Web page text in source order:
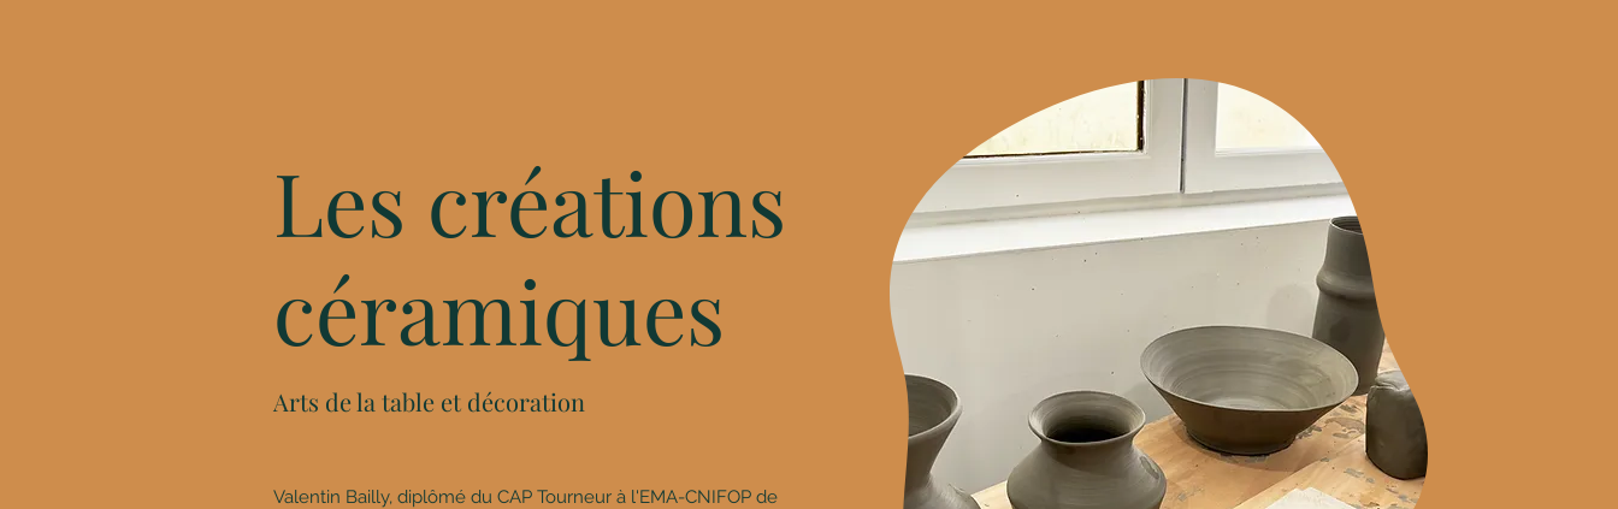
Les créations
céramiques
Arts de la table et décoration
Valentin Bailly, diplômé du CAP Tourneur à l'EMA-CNIFOP de